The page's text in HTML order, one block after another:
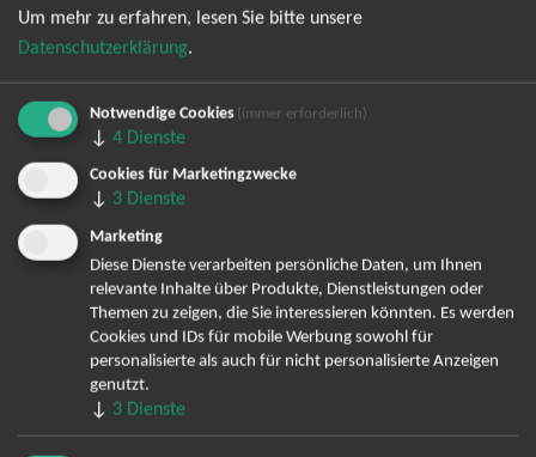
Bereits angemeldet? Hier können Sie sich abmelden ...
TOP-Events
André Rieu Tickets
David Garrett Tickets
Andrea Berg Tickets
Um mehr zu erfahren, lesen Sie bitte unsere
Datenschutzerklärung.
Notwendige Cookies (immer erforderlich)
↓ 4 Dienste
Cookies für Marketingzwecke
↓ 3 Dienste
Marketing
Diese Dienste verarbeiten persönliche Daten, um Ihnen
relevante Inhalte über Produkte, Dienstleistungen oder
Themen zu zeigen, die Sie interessieren könnten. Es werden
Cookies und IDs für mobile Werbung sowohl für
personalisierte als auch für nicht personalisierte Anzeigen
genutzt.
↓ 3 Dienste